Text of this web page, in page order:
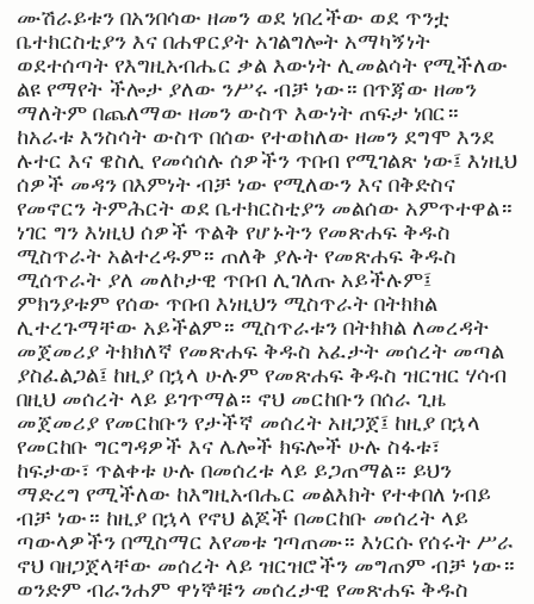
ሙሽራይቱን በአንበሳው ዘመን ወደ ነበረችው ወደ ጥንቷ
ቤተክርስቲያን እና በሐዋርያት አገልግሎት አማካኝነት
ወደተሰጣት የእግዚአብሔር ቃል እውነት ሊመልሳት የሚችለው
ልዩ የማየት ችሎታ ያለው ንሥሩ ብቻ ነው። በጥጃው ዘመን
ማለትም በጨለማው ዘመን ውስጥ እውነት ጠፍታ ነበር።
ከአራቱ እንስሳት ውስጥ በሰው የተወከለው ዘመን ደግሞ እንደ
ሉተር እና ዌስሊ የመሳሰሉ ሰዎችን ጥበብ የሚገልጽ ነው፤ እነዚህ
ሰዎች መዳን በእምነት ብቻ ነው የሚለውን እና በቅድስና
የመኖርን ትምሕርት ወደ ቤተክርስቲያን መልሰው አምጥተዋል።
ነገር ግን እነዚህ ሰዎች ጥልቅ የሆኑትን የመጽሐፍ ቅዱስ
ሚስጥራት አልተረዱም። ጠለቅ ያሉት የመጽሐፍ ቅዱስ
ሚሰጥራት ያለ መለኮታዊ ጥበብ ሊገለጡ አይችሉም፤
ምክንያቱም የሰው ጥበብ እነዚህን ሚስጥራት በትክክል
ሊተረጉማቸው አይችልም። ሚስጥራቱን በትክክል ለመረዳት
መጀመሪያ ትክክለኛ የመጽሐፍ ቅዱስ አፈታት መሰረት መጣል
ያስፈልጋል፤ ከዚያ በኋላ ሁሉም የመጽሐፍ ቅዱስ ዝርዝር ሃሳብ
በዚህ መሰረት ላይ ይገጥማል። ኖህ መርከቡን በሰራ ጊዜ
መጀመሪያ የመርከቡን የታችኛ መሰረት አዘጋጀ፤ ከዚያ በኋላ
የመርከቡ ግርግዳዎች እና ሌሎች ክፍሎች ሁሉ ስፋቱ፣
ከፍታው፣ ጥልቀቱ ሁሉ በመሰረቱ ላይ ይጋጠማል። ይህን
ማድረግ የሚችለው ከእግዚአብሔር መልእክት የተቀበለ ነብይ
ብቻ ነው። ከዚያ በኋላ የኖህ ልጆች በመርከቡ መሰረት ላይ
ጣውላዎችን በሚስማር እየመቱ ገጣጠሙ። እነርሱ የሰሩት ሥራ
ኖህ ባዘጋጀላቸው መሰረት ላይ ዝርዝሮችን መግጠም ብቻ ነው።
ወንድም ብራንሐም ዋነኞቹን መሰረታዊ የመጽሐፍ ቅዱስ